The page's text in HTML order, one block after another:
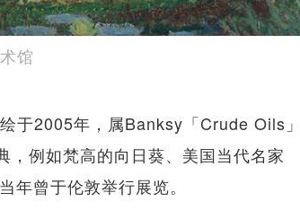
馆
于2005年，属Banksy「Crude Oils」
，例如梵高的向日葵、美国当代名家
曾于伦敦举行展览。